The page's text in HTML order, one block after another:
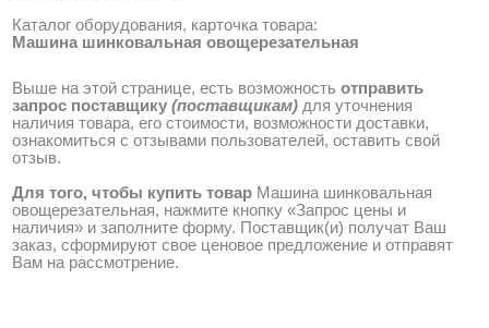
Каталог оборудования, карточка товара:
Машина шинковальная овощерезательная
Выше на этой странице, есть возможность отправить
запрос поставщику (поставщикам) для уточнения
наличия товара, его стоимости, возможности доставки,
ознакомиться с отзывами пользователей, оставить свой
отзыв.
Для того, чтобы купить товар Машина шинковальная
овощерезательная, нажмите кнопку «Запрос цены и
наличия» и заполните форму. Поставщик(и) получат Ваш
заказ, сформируют свое ценовое предложение и отправят
Вам на рассмотрение.